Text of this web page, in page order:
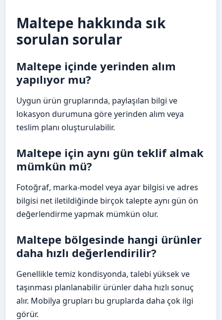
Maltepe hakkında sık
sorulan sorular
Maltepe içinde yerinden alım
yapılıyor mu?
Uygun ürün gruplarında, paylaşılan bilgi ve
lokasyon durumuna göre yerinden alım veya
teslim planı oluşturulabilir.
Maltepe için aynı gün teklif almak
mümkün mü?
Fotoğraf, marka-model veya ayar bilgisi ve adres
bilgisi net iletildiğinde birçok talepte aynı gün ön
değerlendirme yapmak mümkün olur.
Maltepe bölgesinde hangi ürünler
daha hızlı değerlendirilir?
Genellikle temiz kondisyonda, talebi yüksek ve
taşınması planlanabilir ürünler daha hızlı sonuç
alır. Mobilya grupları bu gruplarda daha çok ilgi
görür.